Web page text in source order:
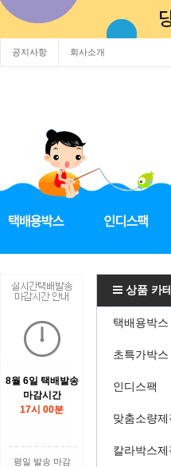
공지사항 회사소개
8월 6일 택배발송
마감시간
17시 00분
평일 발송 마감
상품 카
택배용박스
초특가박스
인디스팩
맞춤소량제
칼라박스제